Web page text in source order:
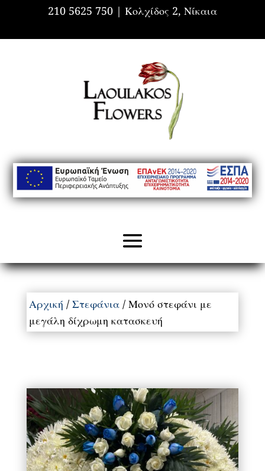
210 5625 750 | Κολχίδος 2, Νίκαια
Αρχική /Στεφάνια / Μονό στεφάνι με
μεγάλη δίχρωμη κατασκευή